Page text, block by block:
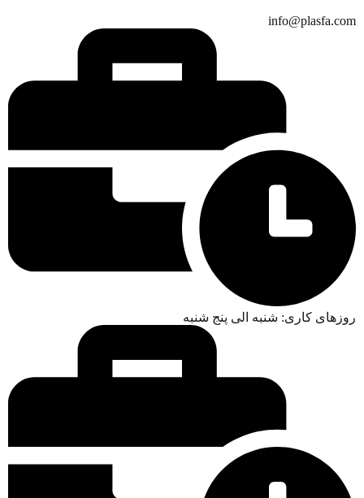
info@plasfa.com
روزهای کاری: شنبه الی پنج شنبه